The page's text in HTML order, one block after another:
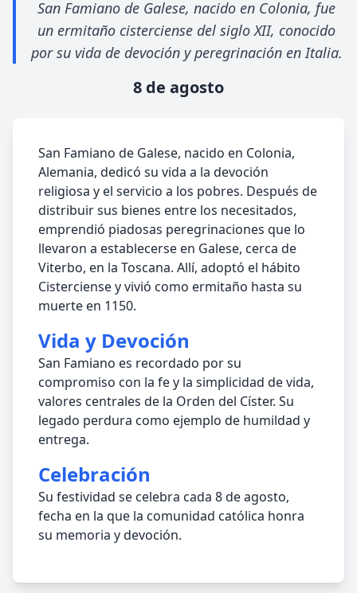
San Famiano de Galese, nacido en Colonia, fue
un ermitaño cisterciense del siglo XII, conocido
por su vida de devoción y peregrinación en Italia.
8 de agosto
San Famiano de Galese, nacido en Colonia,
Alemania, dedicó su vida a la devoción
religiosa y el servicio a los pobres. Después de
distribuir sus bienes entre los necesitados,
emprendió piadosas peregrinaciones que lo
llevaron a establecerse en Galese, cerca de
Viterbo, en la Toscana. Allí, adoptó el hábito
Cisterciense y vivió como ermitaño hasta su
muerte en 1150.
Vida y Devoción
San Famiano es recordado por su
compromiso con la fe y la simplicidad de vida,
valores centrales de la Orden del Císter. Su
legado perdura como ejemplo de humildad y
entrega.
Celebración
Su festividad se celebra cada 8 de agosto,
fecha en la que la comunidad católica honra
su memoria y devoción.